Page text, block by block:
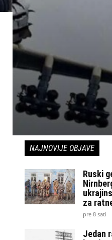
NAJNOVIJE OBJAVE
Ruski
za
pre 8 sati
Jedan